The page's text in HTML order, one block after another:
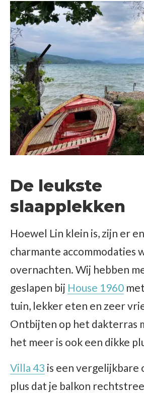
De leukste
slaapplekken
Hoewel Lin klein is, zijn er
charmante accommodaties
overnachten. Wij hebben
geslapen bij House 1960
tuin, lekker eten en zeer
Ontbijten op het dakterras
het meer is ook een dikke
Villa 43 is een vergelijkbare
plus dat je balkon